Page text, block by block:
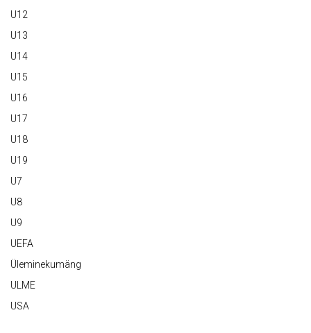
U12
U13
U14
U15
U16
U17
U18
U19
U7
U8
U9
UEFA
Üleminekumäng
ULME
USA